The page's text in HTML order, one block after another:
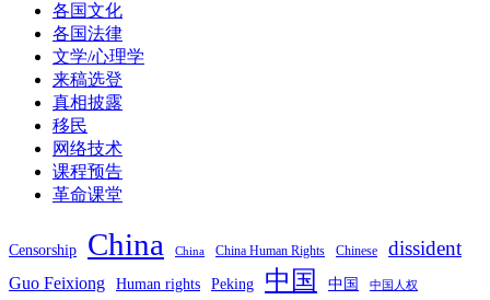
各国文化
各国法律
文学/心理学
来稿选登
真相披露
移民
网络技术
课程预告
革命课堂
Censorship China China China Human Rights Chinese dissident
Guo Feixiong Human rights Peking 中国 中国 中国人权